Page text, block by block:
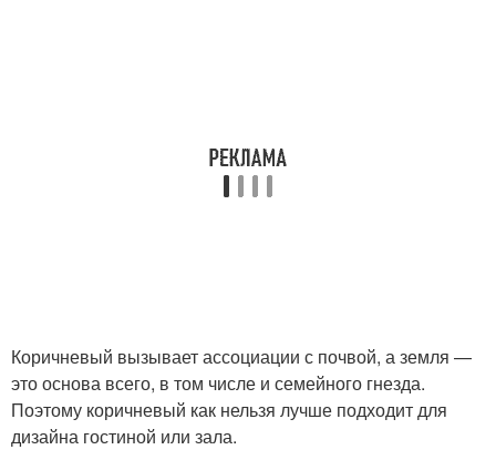
Коричневый вызывает ассоциации с почвой, а земля —
это основа всего, в том числе и семейного гнезда.
Поэтому коричневый как нельзя лучше подходит для
дизайна гостиной или зала.